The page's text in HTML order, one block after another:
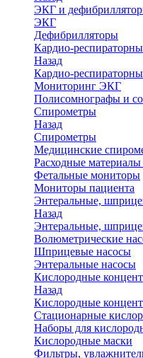
ЭКГ и
ЭКГ
Дефибрилляторы
Кардио-
Назад
Кардио-
Мониторинг ЭКГ
Полисомнографы и
Спирометры
Назад
Спирометры
Медицинские
Расходные
Фетальные мониторы
Мониторы пациента
Энтеральные,
Назад
Энтеральные,
Волюметрические
Шприцевые насосы
Энтеральные насосы
Кислородные
Назад
Кислородные
Стационарные
Наборы для
Кислородные маски
Фильтры,